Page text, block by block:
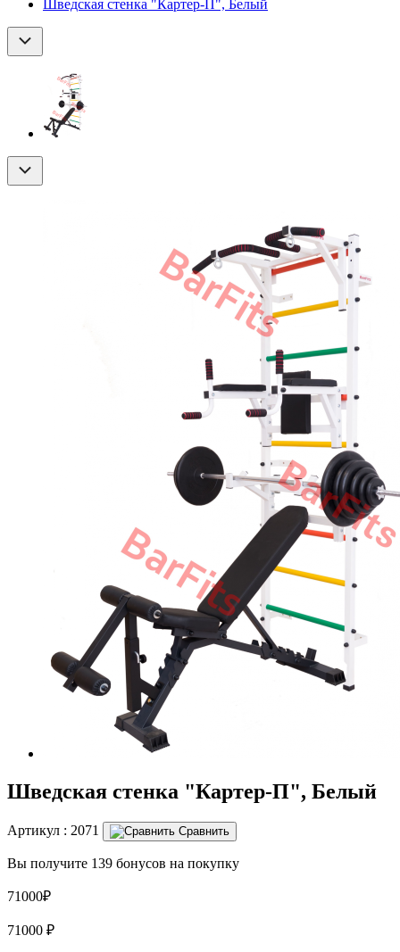
Шведская стенка "Картер-П", Белый
Шведская стенка "Картер-П", Белый
Артикул : 2071 Сравнить
Вы получите 139 бонусов на покупку
71000₽
71000 ₽